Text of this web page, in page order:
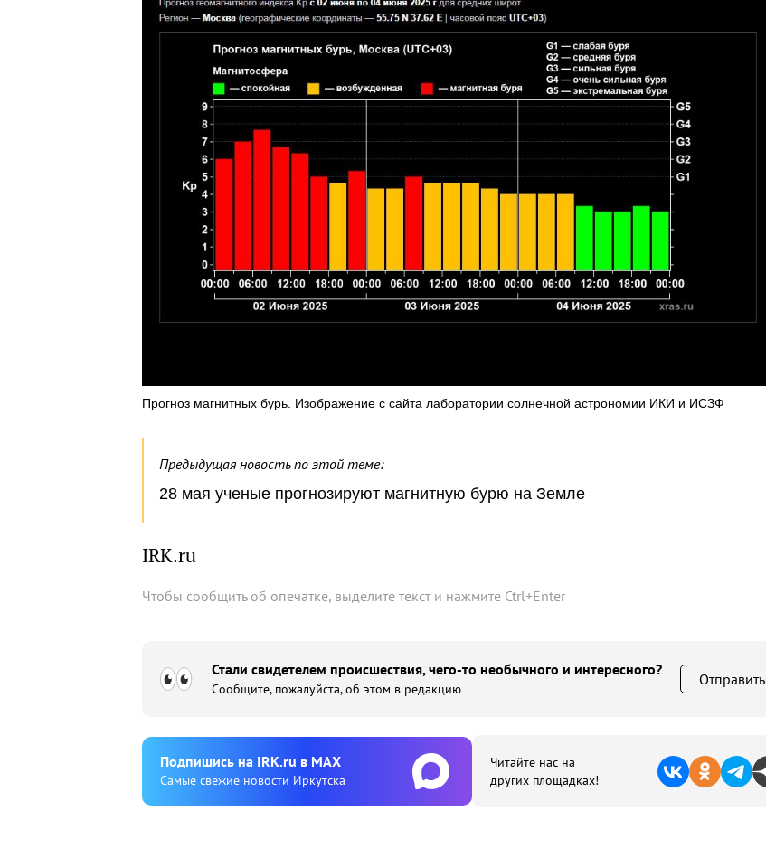
Прогноз магнитных бурь. Изображение с сайта лаборатории солнечной астрономии ИКИ и ИСЗФ
Предыдущая новость по этой теме:
28 мая ученые прогнозируют магнитную бурю на Земле
IRK.ru
Чтобы сообщить об опечатке, выделите текст и нажмите Ctrl+Enter
Стали свидетелем происшествия, чего-то необычного и интересного?
Сообщите, пожалуйста, об этом в редакцию
Отправить
Подпишиcь на IRK.ru в MAX
Cамые свежие новости Иркутска
Читайте нас на
других площадках!